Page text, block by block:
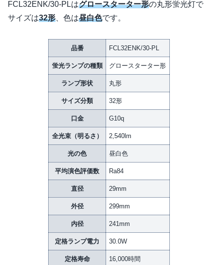
FCL32ENK/30-PLはグロースターター形の丸形蛍光灯で
サイズは32形 、色は昼白色です。
品番 FCL32ENK/30-PL
蛍光ランプの種類 グロースターター形
ランプ形状 丸形
サイズ分類 32形
口金 G10q
全光束（明るさ） 2,540lm
光の色 昼白色
平均演色評価数 Ra84
直径 29mm
外径 299mm
内径 241mm
定格ランプ電力 30.0W
定格寿命 16,000時間